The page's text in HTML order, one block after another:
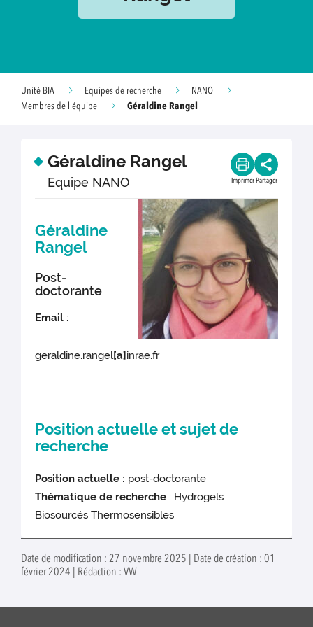
Unité BIA Equipes de recherche
NANO
Membres de l'équipe
Géraldine Rangel
Géraldine Rangel
Equipe NANO Imprimer Partager
Géraldine
Rangel
Post-
doctorante
Email :
geraldine.rangel[a]inrae.fr
Position actuelle et sujet de
recherche
Position actuelle : post-doctorante
Thématique de recherche : Hydrogels
Biosourcés Thermosensibles
Date de modification : 27 novembre 2025 | Date de création : 01
février 2024 | Rédaction : VW